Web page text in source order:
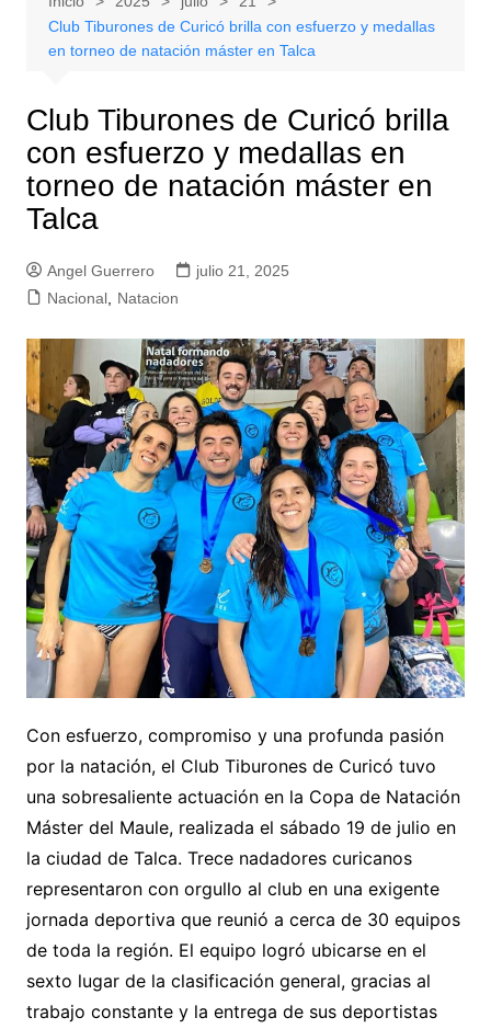
Club Tiburones de Curicó brilla con esfuerzo y medallas
en torneo de natación máster en Talca
Club Tiburones de Curicó brilla
con esfuerzo y medallas en
torneo de natación máster en
Talca
Angel Guerrero
julio 21, 2025
Nacional, Natacion
Con esfuerzo, compromiso y una profunda pasión
por la natación, el Club Tiburones de Curicó tuvo
una sobresaliente actuación en la Copa de Natación
Máster del Maule, realizada el sábado 19 de julio en
la ciudad de Talca. Trece nadadores curicanos
representaron con orgullo al club en una exigente
jornada deportiva que reunió a cerca de 30 equipos
de toda la región. El equipo logró ubicarse en el
sexto lugar de la clasificación general, gracias al
trabajo constante y la entrega de sus deportistas